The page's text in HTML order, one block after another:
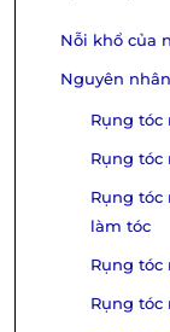
Nỗi khổ của
Nguyên
Rụng tóc
Rụng
Rụng tóc
làm tóc
Rụng tóc
Rụng tóc